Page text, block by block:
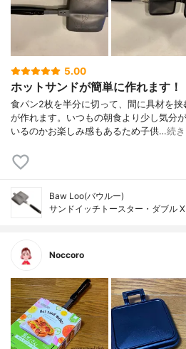
5.00
ホットサンドが簡単に作れます！
食パン2枚を半分に切って、間に具材を
が作れます。いつもの朝食より少し気分
いるのかお楽しみ感もあるため子供…続
Baw Loo(バウルー)
サンドイッチトースター・ダブル
Noccoro